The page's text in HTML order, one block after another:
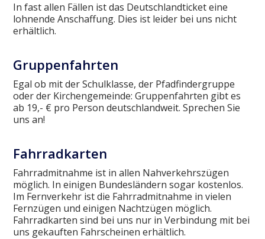
In fast allen Fällen ist das Deutschlandticket eine
lohnende Anschaffung. Dies ist leider bei uns nicht
erhältlich.
Gruppenfahrten
Egal ob mit der Schulklasse, der Pfadfindergruppe
oder der Kirchengemeinde: Gruppenfahrten gibt es
ab 19,- € pro Person deutschlandweit. Sprechen Sie
uns an!
Fahrradkarten
Fahrradmitnahme ist in allen Nahverkehrszügen
möglich. In einigen Bundesländern sogar kostenlos.
Im Fernverkehr ist die Fahrradmitnahme in vielen
Fernzügen und einigen Nachtzügen möglich.
Fahrradkarten sind bei uns nur in Verbindung mit bei
uns gekauften Fahrscheinen erhältlich.